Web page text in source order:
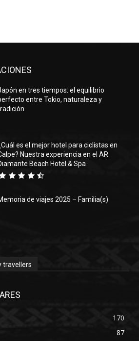
en tres tiempos: el equilibrio
entre Tokio, naturaleza y
es el mejor hotel para ciclistas en
Nuestra experiencia en el AR
Beach Hotel & Spa
de viajes 2025 – Familia(s)
travellers
170
87